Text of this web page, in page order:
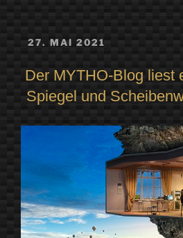
VERÖFFENTLICHT
27. MAI 2021
Der MYTHO-Blog liest
Spiegel und